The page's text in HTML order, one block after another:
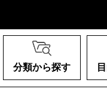
分類から探す